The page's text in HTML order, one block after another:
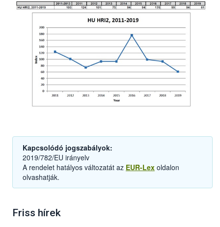
Kapcsolódó jogszabályok:
2019/782/EU irányelv
A rendelet hatályos változatát az EUR-Lex oldalon
olvashatják.
Friss hírek